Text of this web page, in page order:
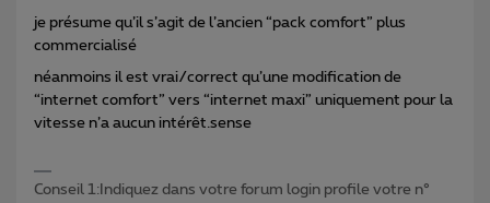
je présume qu’il s’agit de l’ancien “pack comfort” plus
commercialisé
néanmoins il est vrai/correct qu’une modification de
“internet comfort” vers “internet maxi” uniquement pour la
vitesse n’a aucun intérêt.sense
Conseil 1:Indiquez dans votre forum login profile votre n°